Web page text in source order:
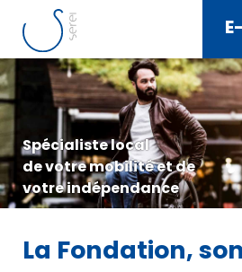
Spécialiste local
de votre mobilité et de
votre indépendance
La Fondation,